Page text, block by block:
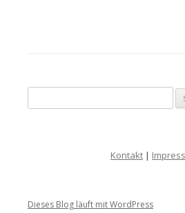
Kontakt |
Dieses Blog läuft mit WordPress